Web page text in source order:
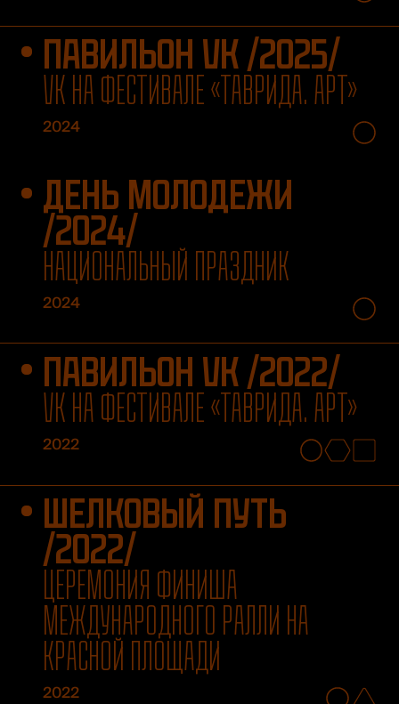
ПАВИЛЬОН VK /2025/
VK НА ФЕСТИВАЛЕ «ТАВРИДА. АРТ»
2024
ДЕНЬ МОЛОДЕЖИ
/2024/
НАЦИОНАЛЬНЫЙ ПРАЗДНИК
2024
ПАВИЛЬОН VK /2022/
VK НА ФЕСТИВАЛЕ «ТАВРИДА. АРТ»
2022
ШЕЛКОВЫЙ ПУТЬ
/2022/
ЦЕРЕМОНИЯ ФИНИША
МЕЖДУНАРОДНОГО РАЛЛИ НА
КРАСНОЙ ПЛОЩАДИ
2022